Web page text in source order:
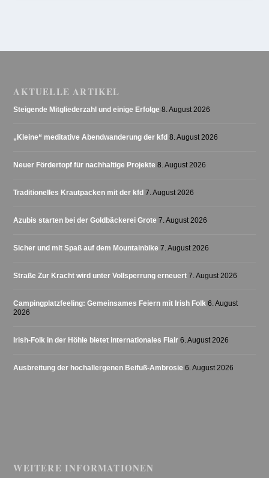
AKTUELLE ARTIKEL
Steigende Mitgliederzahl und einige Erfolge 8. August 2026
„Kleine“ meditative Abendwanderung der kfd 8. August 2026
Neuer Fördertopf für nachhaltige Projekte 8. August 2026
Traditionelles Krautpacken mit der kfd 7. August 2026
Azubis starten bei der Goldbäckerei Grote 7. August 2026
Sicher und mit Spaß auf dem Mountainbike 7. August 2026
Straße Zur Kracht wird unter Vollsperrung erneuert 7. August 2026
Campingplatzfeeling: Gemeinsames Feiern mit Irish Folk 6. August
2026
Irish-Folk in der Höhle bietet internationales Flair 6. August 2026
Ausbreitung der hochallergenen Beifuß-Ambrosie 6. August 2026
WEITERE INFORMATIONEN